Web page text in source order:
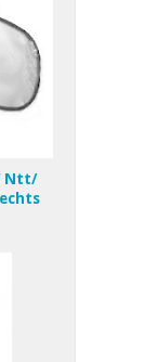
Ntt/